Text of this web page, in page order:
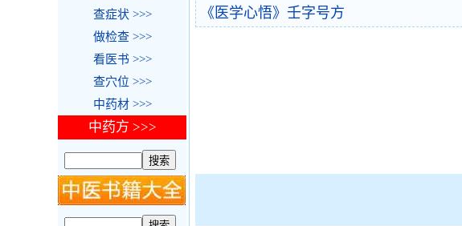
《医学心悟》壬字号方
查症状 >>>
做检查 >>>
看医书 >>>
查穴位 >>>
中药材 >>>
中药方 >>>